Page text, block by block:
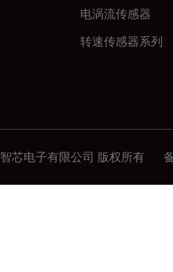
电涡流传感器
转速传感器系列
智芯电子有限公司 版权所有